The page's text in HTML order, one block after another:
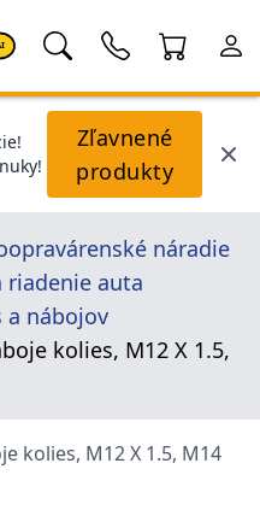
Zľavnené
produkty
náradie
riadenie auta
a nábojov
kolies, M12 X 1.5,